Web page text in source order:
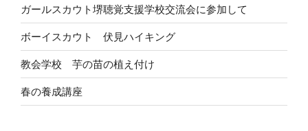
ガールスカウト堺聴覚支援学校交流会に参加して
ボーイスカウト 伏見ハイキング
教会学校 芋の苗の植え付け
春の養成講座